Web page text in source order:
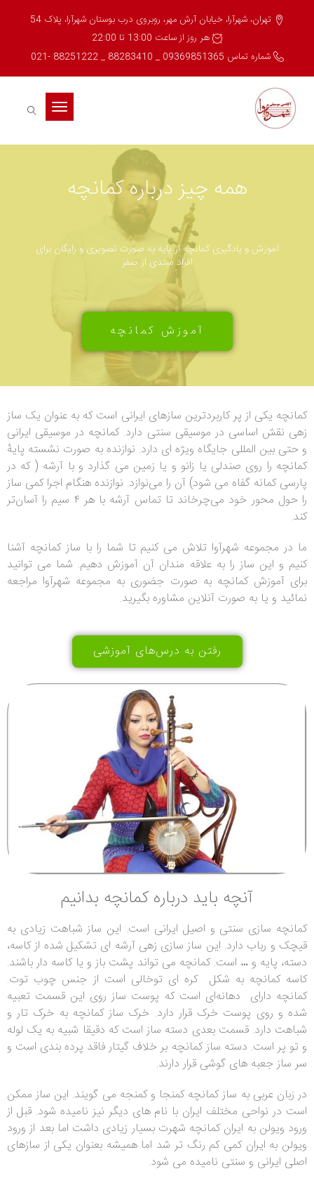
تهران، شهرآرا، خیابان آرش مهر، روبروی درب بوستان شهرآرا، پلاک 54
هر روز از ساعت 13:00 تا 22:00
شماره تماس 09369851365 _ 88283410 _ 88251222 -021
Toggle
navigation
همه چیز درباره کمانچه
آموزش و یادگیری کمانچه از پایه به صورت تصویری و رایگان برای
افراد مبتدی از صفر
آموزش کمانچه
کمانچه یکی از پر کاربردترین سازهای ایرانی است که به عنوان یک ساز
زهی نقش اساسی در موسیقی سنتی دارد. کمانچه در موسیقی ایرانی
و حتی بین المللی جایگاه ویژه ای دارد. نوازنده به صورت نشسته پایهٔ
کمانچه را روی صندلی یا زانو و یا زمین می گذارد و با آرشه ( که در
پارسی کمانه گفاه می شود) آن را می‌نوازد. نوازنده هنگام اجرا کمی ساز
را حول محور خود می‌چرخاند تا تماس آرشه با هر ۴ سیم را آسان‌تر
کند.
ما در مجموعه شهرآوا تلاش می کنیم تا شما را با ساز کمانچه آشنا
کنیم و این ساز را به علاقه مندان آن آموزش دهیم. شما می توانید
برای آموزش کمانچه به صورت جضوری به مجموعه شهرآوا مراجعه
نمائید و یا به صورت آنلاین مشاوره بگیرید.
رفتن به درس‌های آموزشی
آنچه باید درباره کمانچه بدانیم
کمانچه سازی سنتی و اصیل ایرانی است. این ساز شباهت زیادی به
قیچک و رباب دارد. این ساز سازی زهی آرشه ای تشکیل شده از کاسه،
دسته، پایه و … است. کمانچه می تواند پشت باز و یا کاسه دار باشند.
کاسه کمانچه به شکل کره ای توخالی است از جنس چوب توت.
کمانچه دارای دهانه‌ای است که پوست ساز روی این قسمت تعبیه
شده و روی پوست خرک قرار دارد. خرک ساز کمانچه به خرک تار و
شباهت دارد. قسمت بعدی دسته ساز است که دقیقا شبیه به یک لوله
و تو پر است. دسته ساز کمانچه بر خلاف گیتار فاقد پرده بندی است و
سر ساز جعبه های گوشی قرار دارند.
در زبان عربی به ساز کمانچه کمنجا و کمنجه می گویند. این ساز ممکن
است در نواحی مختلف ایران با نام های دیگر نیز نامیده شود. قبل از
ورود ویولن به ایران کمانچه شهرت بسیار زیادی داشت اما بعد از ورود
ویولن به ایران کمی کم رنگ تر شد اما همیشه بعنوان یکی از سازهای
اصلی ایرانی و سنتی نامیده می شود.